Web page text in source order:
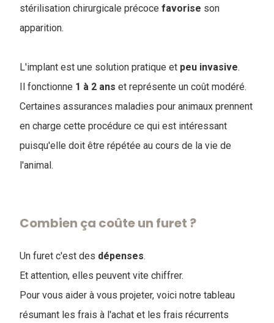
stérilisation chirurgicale précoce favorise son
apparition.
L'implant est une solution pratique et peu invasive.
l fonctionne 1 à 2 ans et représente un coût modéré.
Certaines assurances maladies pour animaux prennent
en charge cette procédure ce qui est intéressant
puisqu'elle doit être répétée au cours de la vie de
l'animal.
Combien ça coûte un furet ?
Un furet c'est des dépenses.
Et attention, elles peuvent vite chiffrer.
Pour vous aider à vous projeter, voici notre tableau
résumant les frais à l'achat et les frais récurrents